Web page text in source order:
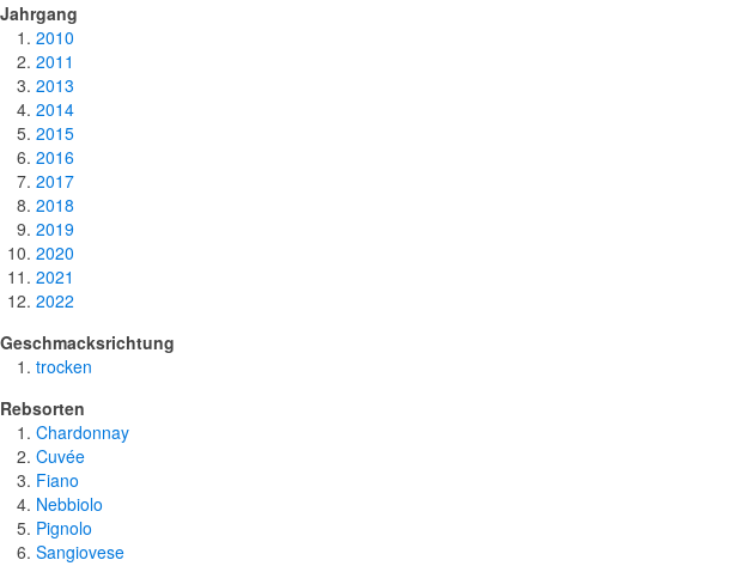
Jahrgang
2010
2011
2013
2014
2015
2016
2017
2018
2019
2020
2021
2022
Geschmacksrichtung
trocken
Rebsorten
Chardonnay
Cuvée
Fiano
Nebbiolo
Pignolo
Sangiovese